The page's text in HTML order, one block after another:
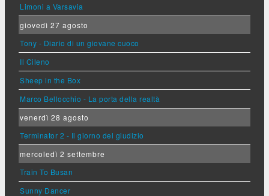
Limoni a Varsavia
giovedì 27 agosto
Tony - Diario di un giovane cuoco
Il Cileno
Sheep in the Box
Marco Bellocchio - La porta della realtà
venerdì 28 agosto
Terminator 2 - Il giorno del giudizio
mercoledì 2 settembre
Train To Busan
Sunny Dancer